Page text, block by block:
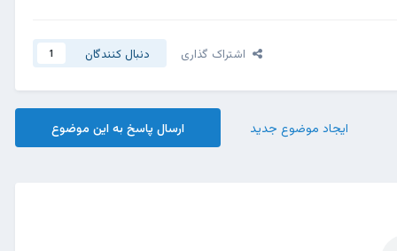
اشتراک گذاری دنبال کنندگان 1
ارسال پاسخ به این موضوع ایجاد موضوع جدید